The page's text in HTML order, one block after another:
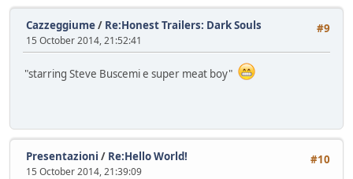
#9
Cazzeggiume/ Re:Honest Trailers: Dark Souls
15 October 2014, 21:52:41
"starring Steve Buscemi e super meat boy"
#10
Presentazioni / Re:Hello World!
15 October 2014, 21:39:09